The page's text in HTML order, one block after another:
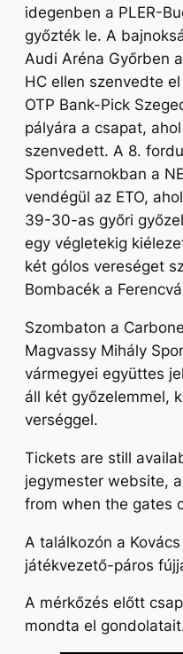
idegenben a PLER-
győzték le. A
Audi Aréna Győrben
HC ellen szenvedte
OTP Bank-Pick
pályára a csapat,
szenvedett. A 8.
Sportcsarnokban a
vendégül az ETO,
39-30-as győri
egy végletekig
két gólos vereséget
Bombacék a
Szombaton a
Magvassy Mihály
vármegyei együttes
áll két győzelemmel,
verséggel.
Tickets are still
jegymester website,
from when the gates
A találkozón a
játékvezető-páros
A mérkőzés előtt
mondta el